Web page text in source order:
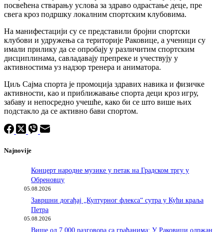
посвећена стварању услова за здраво одрастање деце, пре
свега кроз подршку локалним спортским клубовима.
На манифестацији су се представили бројни спортски
клубови и удружења са територије Раковице, а ученици су
имали прилику да се опробају у различитим спортским
дисциплинама, савладавају препреке и учествују у
активностима уз надзор тренера и аниматора.
Циљ Сајма спорта је промоција здравих навика и физичке
активности, као и приближавање спорта деци кроз игру,
забаву и непосредно учешће, како би се што више њих
подстакло да се активно бави спортом.
Najnovije
Концерт народне музике у петак на Градском тргу у
Обреновцу
05.08.2026
Завршни догађај „Културног флекса“ сутра у Кући краља
Петра
05.08.2026
Више од 7.000 разговора са грађанима: У Раковици одржан